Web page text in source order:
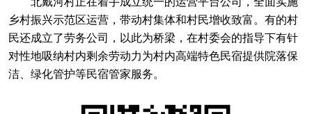
乡村振兴示范区运营，带动村集体和村民增收致富。有的村
民还成立了劳务公司，以此为桥梁，在村委会的指导下有针
对性地吸纳村内剩余劳动力为村内高端特色民宿提供院落保
洁、绿化管护等民宿管家服务。